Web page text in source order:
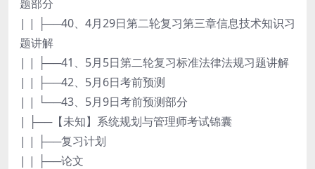
题部分
| | ├──40、4月29日第二轮复习第三章信息技术知识习
题讲解
| | ├──41、5月5日第二轮复习标准法律法规习题讲解
| | ├──42、5月6日考前预测
| | └──43、5月9日考前预测部分
| ├──【未知】系统规划与管理师考试锦囊
| | ├──复习计划
| | ├──论文